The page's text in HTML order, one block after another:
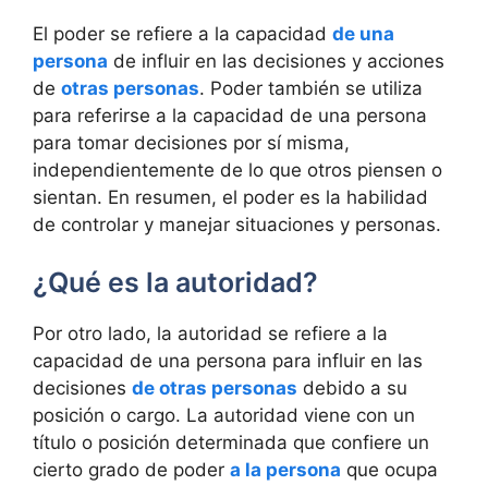
El poder se refiere a la capacidad de una
persona de influir en las decisiones y acciones
de otras personas. Poder también se utiliza
para referirse a la capacidad de una persona
para tomar decisiones por sí misma,
independientemente de lo que otros piensen o
sientan. En resumen, el poder es la habilidad
de controlar y manejar situaciones y personas.
¿Qué es la autoridad?
Por otro lado, la autoridad se refiere a la
capacidad de una persona para influir en las
decisiones de otras personas debido a su
posición o cargo. La autoridad viene con un
título o posición determinada que confiere un
cierto grado de poder a la persona que ocupa